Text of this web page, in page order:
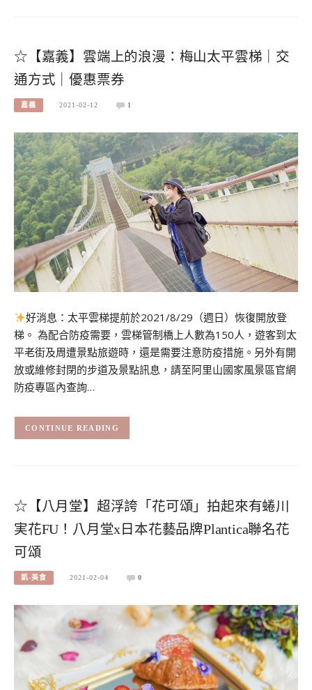
☆【嘉義】雲端上的浪漫：梅山太平雲梯｜交
通方式｜優惠票券
嘉義 2021-02-12 1
好消息：太平雲梯提前於2021/8/29（週日）恢復開放登
梯。 為配合防疫需要，雲梯管制橋上人數為150人，遊客到太
平老街及周遭景點旅遊時，還是需要注意防疫措施。另外有開
放或維修封閉的步道及景點訊息，請至阿里山國家風景區官網
防疫專區內查詢…
CONTINUE READING
☆【八月堂】超浮誇「花可頌」拍起來有蜷川
実花FU！八月堂x日本花藝品牌Plantica聯名花
可頌
凱-美食 2021-02-04 0